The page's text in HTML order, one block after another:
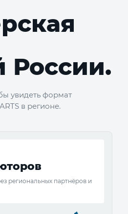
России.
увидеть формат
в регионе.
региональных партнёров и